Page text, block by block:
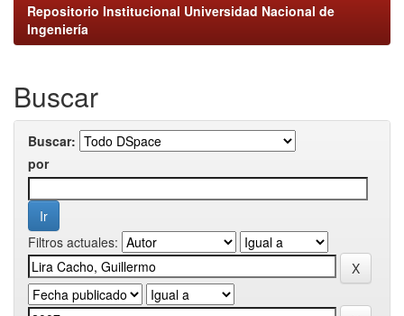
Repositorio Institucional Universidad Nacional de
Ingeniería
Buscar
Buscar:
por
Filtros actuales: